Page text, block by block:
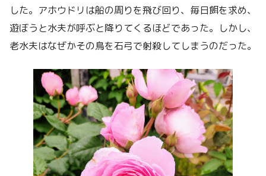
した。アホウドリは船の周りを飛び回り、毎日餌を求め、
遊ぼうと水夫が呼ぶと降りてくるほどであった。しかし、
老水夫はなぜかその鳥を石弓で射殺してしまうのだった。